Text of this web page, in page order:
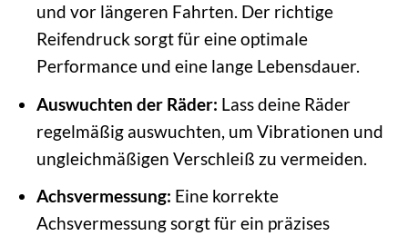
und vor längeren Fahrten. Der richtige
Reifendruck sorgt für eine optimale
Performance und eine lange Lebensdauer.
Auswuchten der Räder: Lass deine Räder
regelmäßig auswuchten, um Vibrationen und
ungleichmäßigen Verschleiß zu vermeiden.
Achsvermessung: Eine korrekte
Achsvermessung sorgt für ein präzises